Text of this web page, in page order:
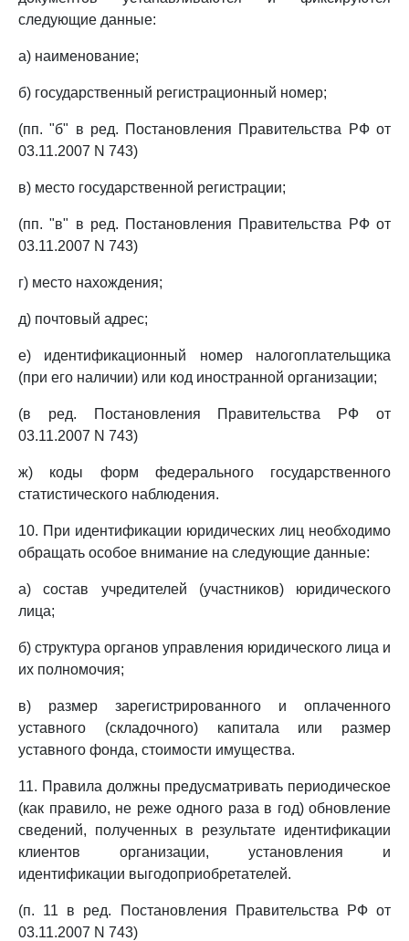
следующие данные:
а) наименование;
б) государственный регистрационный номер;
(пп. "б" в ред. Постановления Правительства РФ от
03.11.2007 N 743)
в) место государственной регистрации;
(пп. "в" в ред. Постановления Правительства РФ от
03.11.2007 N 743)
г) место нахождения;
д) почтовый адрес;
е) идентификационный номер налогоплательщика
(при его наличии) или код иностранной организации;
(в ред. Постановления Правительства РФ от
03.11.2007 N 743)
ж) коды форм федерального государственного
статистического наблюдения.
10. При идентификации юридических лиц необходимо
обращать особое внимание на следующие данные:
а) состав учредителей (участников) юридического
лица;
б) структура органов управления юридического лица и
их полномочия;
в) размер зарегистрированного и оплаченного
уставного (складочного) капитала или размер
уставного фонда, стоимости имущества.
11. Правила должны предусматривать периодическое
(как правило, не реже одного раза в год) обновление
сведений, полученных в результате идентификации
клиентов организации, установления и
идентификации выгодоприобретателей.
(п. 11 в ред. Постановления Правительства РФ от
03.11.2007 N 743)